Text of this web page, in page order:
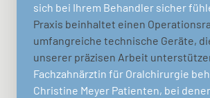
sich bei Ihrem Behandler sicher
Praxis beinhaltet einen
umfangreiche technische Geräte,
unserer präzisen Arbeit
Fachzahnärztin für Oralchirurgie
Christine Meyer Patienten, bei